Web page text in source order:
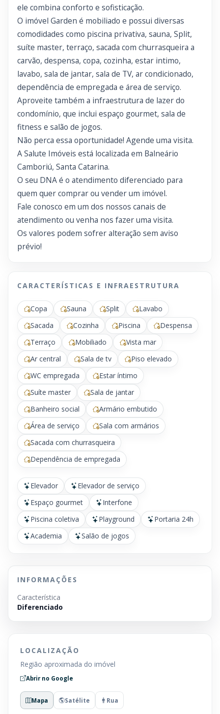
ele combina conforto e sofisticação.
O imóvel Garden é mobiliado e possui diversas
comodidades como piscina privativa, sauna, Split,
suíte master, terraço, sacada com churrasqueira a
carvão, despensa, copa, cozinha, estar intimo,
lavabo, sala de jantar, sala de TV, ar condicionado,
dependência de empregada e área de serviço.
Aproveite também a infraestrutura de lazer do
condomínio, que inclui espaço gourmet, sala de
fitness e salão de jogos.
Não perca essa oportunidade! Agende uma visita.
A Salute Imóveis está localizada em Balneário
Camboriú, Santa Catarina.
O seu DNA é o atendimento diferenciado para
quem quer comprar ou vender um imóvel.
Fale conosco em um dos nossos canais de
atendimento ou venha nos fazer uma visita.
Os valores podem sofrer alteração sem aviso
prévio!
CARACTERÍSTICAS E INFRAESTRUTURA
Copa Sauna Split
Lavabo
Sacada
Cozinha Piscina
Despensa
Terraço
Mobiliado
Vista mar
Ar central
Sala de tv
Piso elevado
WC empregada
Estar íntimo
Suíte master
Sala de jantar
Banheiro social
Armário embutido
Área de serviço
Sala com armários
Sacada com churrasqueira
Dependência de empregada
Elevador
Elevador de serviço
Espaço gourmet
Interfone
Piscina coletiva
Playground
Portaria 24h
Academia
Salão de jogos
INFORMAÇÕES
Característica
Diferenciado
LOCALIZAÇÃO
Região aproximada do imóvel
Abrir no Google
Mapa Satélite Rua